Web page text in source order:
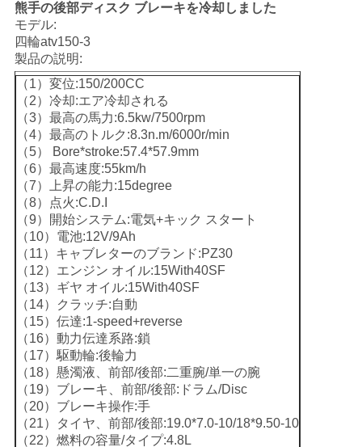
し
な
さ
熊手の後部ディスク ブレーキを冷却しました
モデル:
四輪atv150-3
製品の説明:
（1）変位:150/200CC
（2）冷却:エア冷却される
（3）最高の馬力:6.5kw/7500rpm
（4）最高のトルク:8.3n.m/6000r/min
（5） Bore*stroke:57.4*57.9mm
（6）最高速度:55km/h
（7）上昇の能力:15degree
（8）点火:C.D.I
（9）開始システム:電気+キック スタート
（10）電池:12V/9Ah
（11）キャブレターのブランド:PZ30
（12）エンジン オイル:15With40SF
（13）ギヤ オイル:15With40SF
（14）クラッチ:自動
（15）伝達:1-speed+reverse
（16）動力伝達系路:鎖
（17）駆動輪:後輪力
（18）懸濁液、前部/後部:二重腕/単一の腕
（19）ブレーキ、前部/後部:ドラム/Disc
（20）ブレーキ操作:手
（21）タイヤ、前部/後部:19.0*7.0-10/18*9.50-10
（22）燃料の容量/タイプ:4.8L